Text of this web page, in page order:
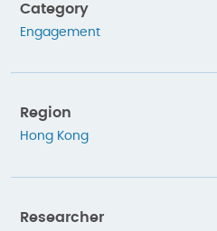
Category
Engagement
Region
Hong Kong
Researcher